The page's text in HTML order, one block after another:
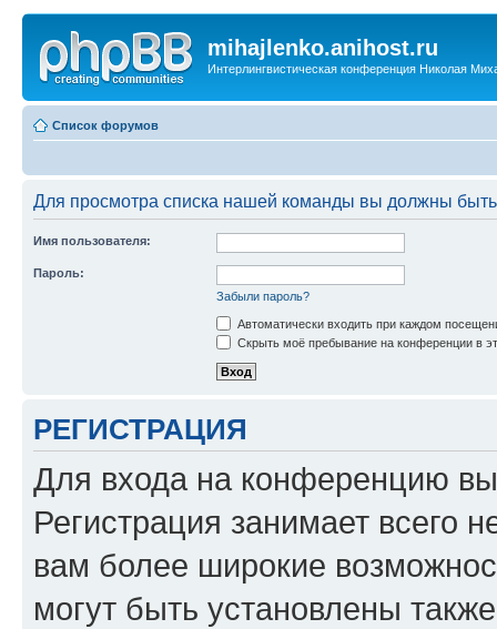
mihajlenko.anihost.ru
Интерлингвистическая конференция Николая
Список форумов
Для просмотра списка нашей команды вы должны
Имя пользователя:
Пароль:
Забыли пароль?
Автоматически входить при каждом
Скрыть моё пребывание на конференции в
РЕГИСТРАЦИЯ
Для входа на конференцию
Регистрация занимает всего
вам более широкие
могут быть установлены